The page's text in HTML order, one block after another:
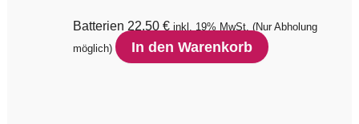
Batterien 22,50 € inkl. 19% MwSt. (Nur Abholung
möglich)
In den Warenkorb